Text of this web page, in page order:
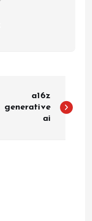
a16z
generative
ai